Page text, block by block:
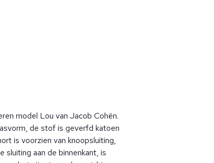
model Lou van Jacob Cohën.
de stof is geverfd katoen
is voorzien van knoopsluiting,
sluiting aan de binnenkant, is